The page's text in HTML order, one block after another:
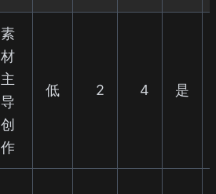
素
材
主
导
创
作
低 2 4 是